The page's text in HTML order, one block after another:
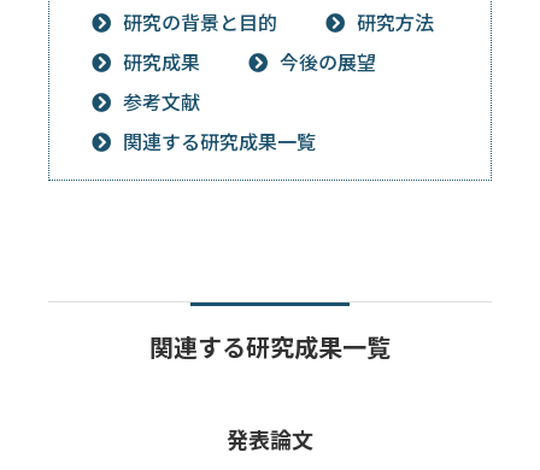
研究の背景と目的
研究方法
研究成果
今後の展望
参考文献
関連する研究成果一覧
関連する研究成果一覧
発表論文